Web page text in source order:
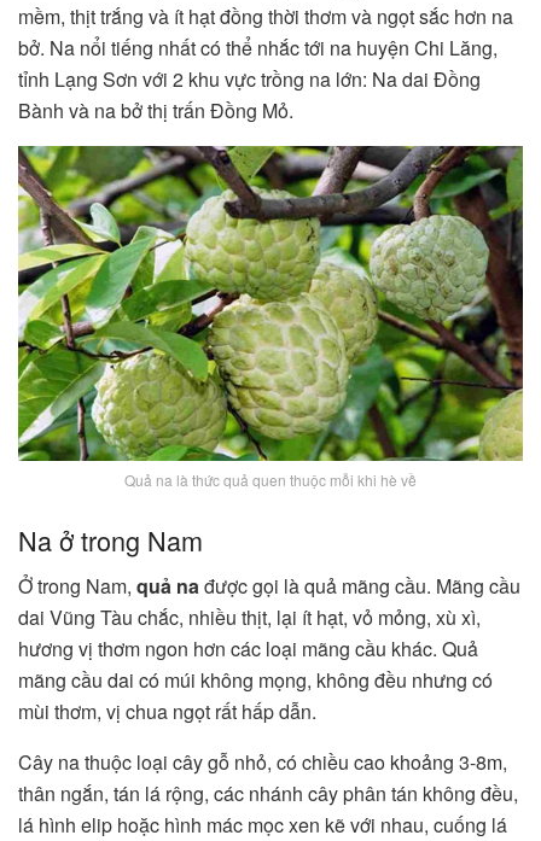
mềm, thịt trắng và ít hạt đồng thời thơm và ngọt sắc hơn na
bở. Na nổi tiếng nhất có thể nhắc tới na huyện Chi Lăng,
tỉnh Lạng Sơn với 2 khu vực trồng na lớn: Na dai Đồng
Bành và na bở thị trấn Đồng Mỏ.
Quả na là thức quả quen thuộc mỗi khi hè về
Na ở trong Nam
Ở trong Nam, quả nađược gọi là quả mãng cầu. Mãng cầu
dai Vũng Tàu chắc, nhiều thịt, lại ít hạt, vỏ mỏng, xù xì,
hương vị thơm ngon hơn các loại mãng cầu khác. Quả
mãng cầu dai có múi không mọng, không đều nhưng có
mùi thơm, vị chua ngọt rất hấp dẫn.
Cây na thuộc loại cây gỗ nhỏ, có chiều cao khoảng 3-8m,
thân ngắn, tán lá rộng, các nhánh cây phân tán không đều,
lá hình elip hoặc hình mác mọc xen kẽ với nhau, cuống lá